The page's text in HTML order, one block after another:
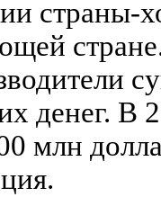
страны-
денег. В
млн